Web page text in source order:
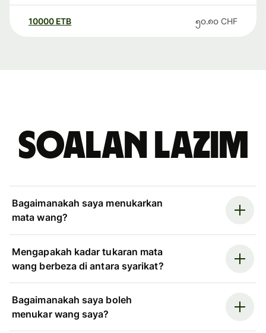
10000 ETB ၅၀.၈၀ CHF
Soalan Lazim
Bagaimanakah saya menukarkan
mata wang?
Mengapakah kadar tukaran mata
wang berbeza di antara syarikat?
Bagaimanakah saya boleh
menukar wang saya?